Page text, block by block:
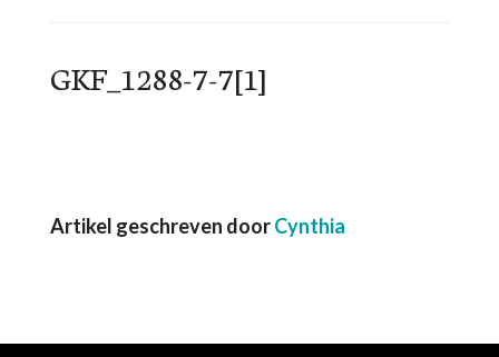
GKF_1288-7-7[1]
Artikel geschreven doorCynthia